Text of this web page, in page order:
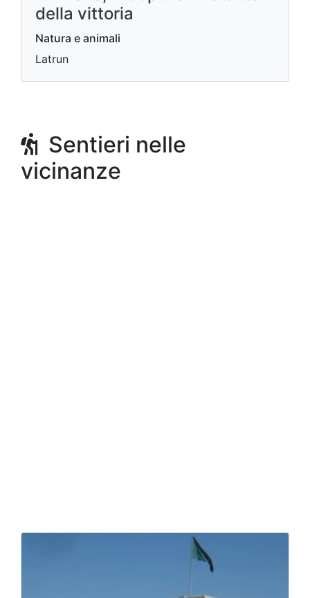
della vittoria
Natura e animali
Latrun
Sentieri nelle
vicinanze